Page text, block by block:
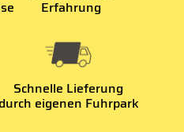
Erfahrung
Schnelle Lieferung
durch eigenen Fuhrpark